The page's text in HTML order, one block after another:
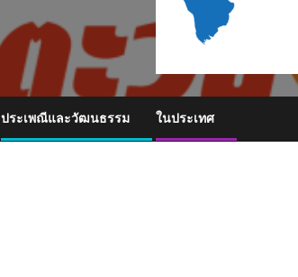
ประเพณีและวัฒนธรรม ในประเทศ